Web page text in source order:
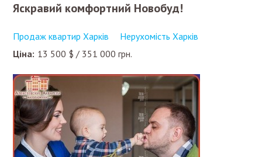
Яскравий комфортний Новобуд!
Продаж квартир Харків
Нерухомість Харків
Ціна: 13 500 $ / 351 000 грн.